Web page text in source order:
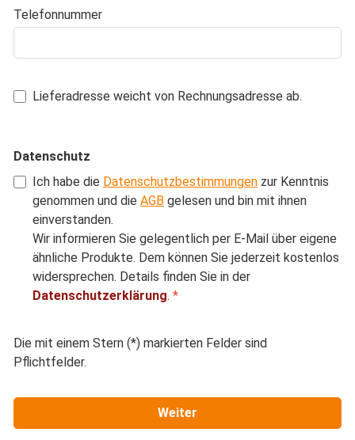
Telefonnummer
Lieferadresse weicht von Rechnungsadresse ab.
Datenschutz
Ich habe die Datenschutzbestimmungen zur Kenntnis
genommen und die AGB gelesen und bin mit ihnen
einverstanden.
Wir informieren Sie gelegentlich per E-Mail über eigene
ähnliche Produkte. Dem können Sie jederzeit kostenlos
widersprechen. Details finden Sie in der
Datenschutzerklärung. *
Die mit einem Stern (*) markierten Felder sind
Pflichtfelder.
Weiter